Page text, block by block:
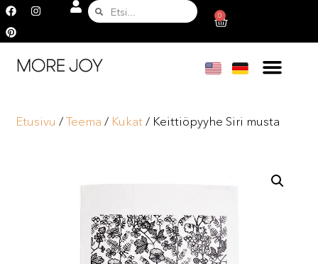
0
Etusivu /Teema / Kukat/ Keittiöpyyhe Siri musta